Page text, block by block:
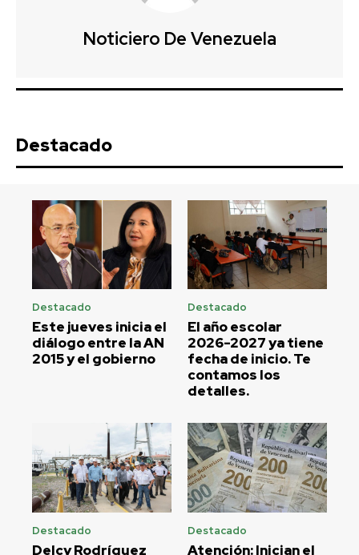
Noticiero De Venezuela
Destacado
Destacado
Este jueves inicia el
diálogo entre la AN
2015 y el gobierno
Destacado
El año escolar
2026-2027 ya tiene
fecha de inicio. Te
contamos los
detalles.
Destacado
Delcy Rodríguez
Destacado
Atención: Inician el